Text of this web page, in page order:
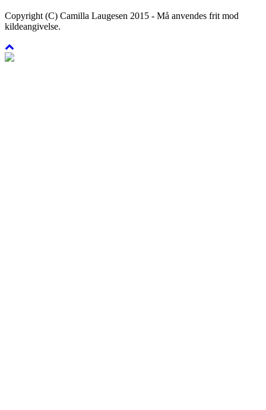
Copyright (C) Camilla Laugesen 2015 - Må anvendes frit mod
kildeangivelse.